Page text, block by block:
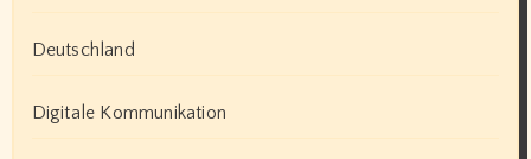
Deutschland
Digitale Kommunikation